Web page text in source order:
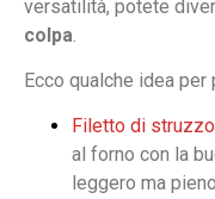
versatilità, potete
colpa
Ecco qualche idea per
Filetto di struzzo
al forno con la
leggero ma